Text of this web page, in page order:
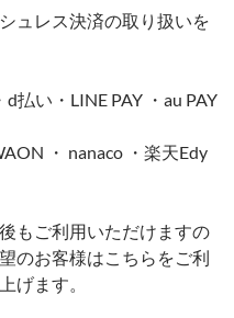
ュレス決済の取り扱いを
い・LINE PAY ・au PAY
・ nanaco ・楽天Edy
もご利用いただけますの
のお客様はこちらをご利
げます。